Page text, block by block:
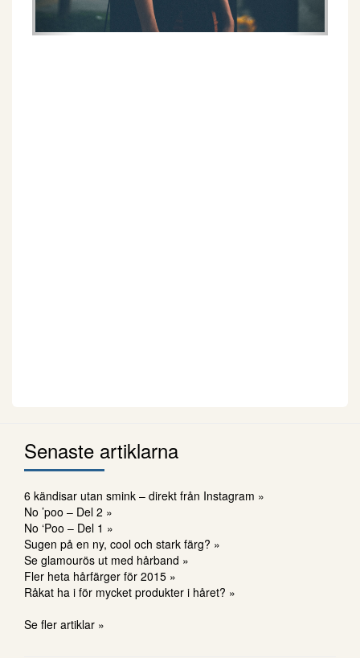
Senaste artiklarna
6 kändisar utan smink – direkt från Instagram »
No ’poo – Del 2 »
No ‘Poo – Del 1 »
Sugen på en ny, cool och stark färg? »
Se glamourös ut med hårband »
Fler heta hårfärger för 2015 »
Råkat ha i för mycket produkter i håret? »
Se fler artiklar »